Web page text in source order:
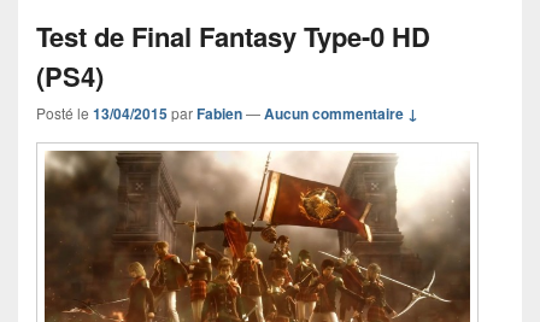
Test de Final Fantasy Type-0 HD
(PS4)
Posté le 13/04/2015parFabien—Aucun commentaire ↓